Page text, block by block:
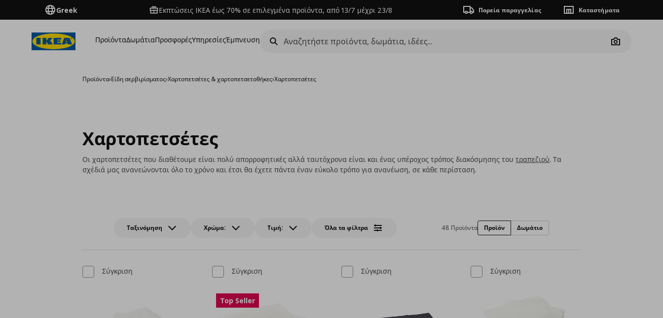
Greek Εκπτώσεις IKEA έως 70% σε επιλεγμένα προϊόντα, από 13/7 μέχρι 23/8 Πορεία παραγγελίας Καταστήματα
ΠροϊόνταΔωμάτιαΠροσφορέςΥπηρεσίεςΈμπνευση
Camera
Προϊόντα›Είδη σερβιρίσματος›Χαρτοπετσέτες & χαρτοπετσετοθήκες›Χαρτοπετσέτες
Χαρτοπετσέτες
Οι χαρτοπετσέτες που διαθέτουμε είναι πολύ απορροφητικές αλλά ταυτόχρονα είναι και ένας υπέροχος τρόπος διακόσμησης τουτραπεζιού. Τα
σχέδιά μας ανανεώνονται όλο το χρόνο και έτσι θα έχετε πάντα έναν εύκολο τρόπο για ανανέωση, σε κάθε περίσταση.
Ταξινόμηση Χρώμα: Τιμή: Όλα τα φίλτρα 48 Προϊόντα Προϊόν Δωμάτιο
Σύγκριση Σύγκριση
Top Seller
Σύγκριση Σύγκριση